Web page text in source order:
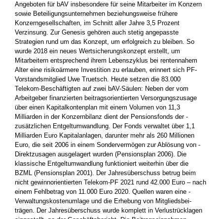
Angeboten für bAV ­insbesondere für seine Mitarbeiter im Konzern
sowie Beteiligungsunternehmen beziehungsweise frühere
Konzerngesellschaften, im Schnitt aller Jahre 3,5 Prozent
Verzinsung. Zur Genesis gehören auch stetig angepasste
Strategien rund um das Konzept, um erfolgreich zu bleiben. So
wurde 2018 ein neues ­Wertsicherungskonzept erstellt, um
Mitarbeitern entsprechend ihrem Lebenszyklus bei rentennahem
Alter eine risikoärmere Investition zu erlauben, ­erinnert sich PF-
Vorstandsmitglied Uwe Truetsch. Heute setzen die 83.000
Telekom-­Beschäftigten auf zwei bAV-Säulen: Neben der vom
Arbeitgeber ­finanzierten beitragsorientierten Versorgungszusage
über ­einen Kapitalkontenplan mit einem Volumen von 11,3
Milliarden in der Konzernbilanz dient der Pensionsfonds der ­
zusätzlichen Entgeltumwandlung. Der Fonds verwaltet über 1,1
Milliarden Euro Kapital­anlagen, darunter mehr als 260 Millionen
Euro, die seit 2006 in ­einem Sondervermögen zur Ablösung von ­
Direktzusagen ausgelagert wurden (Pensionsplan 2006). Die
klassische Entgeltumwandlung funktioniert weiterhin über die
BZML (Pensionsplan 2001). Der Jahresüberschuss betrug beim
nicht ­gewinnorientierten Telekom-PF 2021 rund 42.000 Euro – nach
­einem Fehlbetrag von 11.000 Euro 2020. Quellen waren eine ­
Verwaltungskostenumlage und die Erhebung von Mitgliedsbei­
trägen. Der Jahresüberschuss wurde komplett in Verlustrücklagen